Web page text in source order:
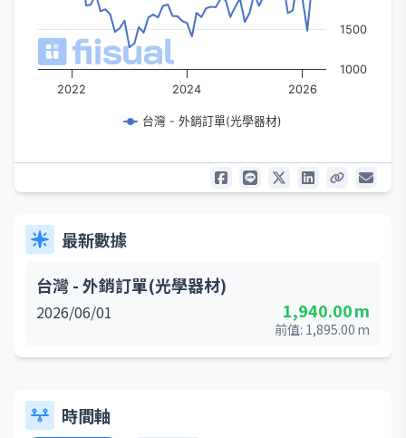
台灣 - 外銷訂單(光學器材)
2022 2024 2026
1000
1500
最新數據
台灣 - 外銷訂單(光學器材)
2026/06/01 1,940.00m
前值: 1,895.00 m
時間軸